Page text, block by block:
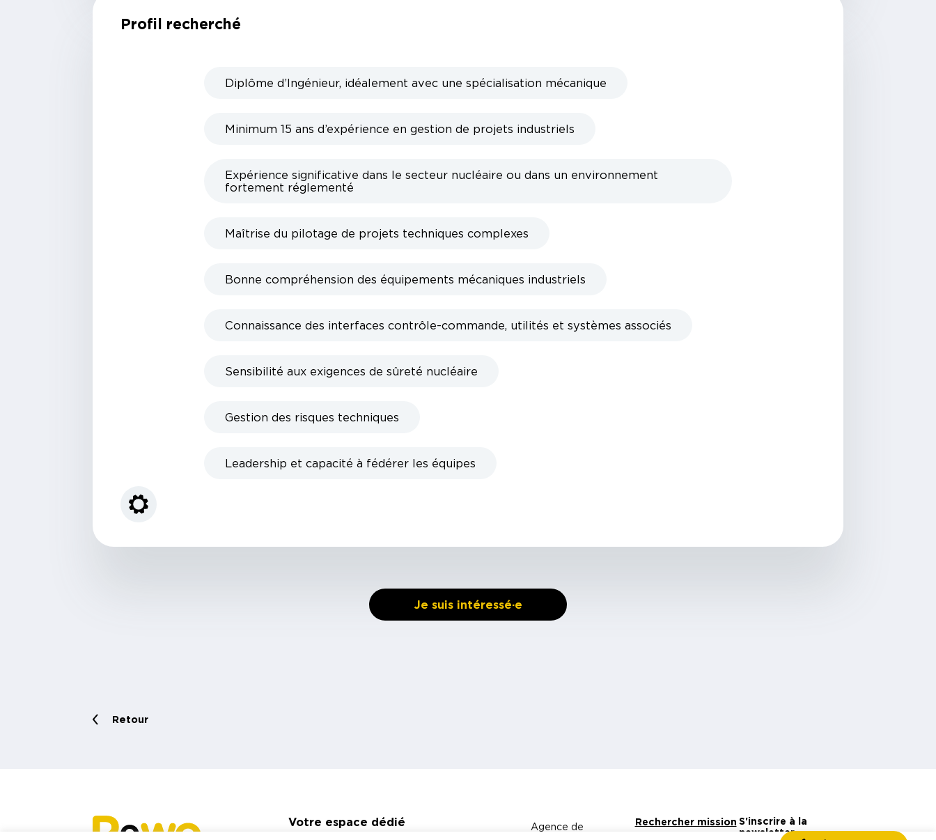
Profil recherché
Diplôme d’Ingénieur, idéalement avec une spécialisation mécanique
Minimum 15 ans d’expérience en gestion de projets industriels
Expérience significative dans le secteur nucléaire ou dans un environnement
fortement réglementé
Maîtrise du pilotage de projets techniques complexes
Bonne compréhension des équipements mécaniques industriels
Connaissance des interfaces contrôle-commande, utilités et systèmes associés
Sensibilité aux exigences de sûreté nucléaire
Gestion des risques techniques
Leadership et capacité à fédérer les équipes
Je suis intéressé·e
Retour
Votre espace dédié Agence de Rechercher mission S'inscrire à la
newsletter